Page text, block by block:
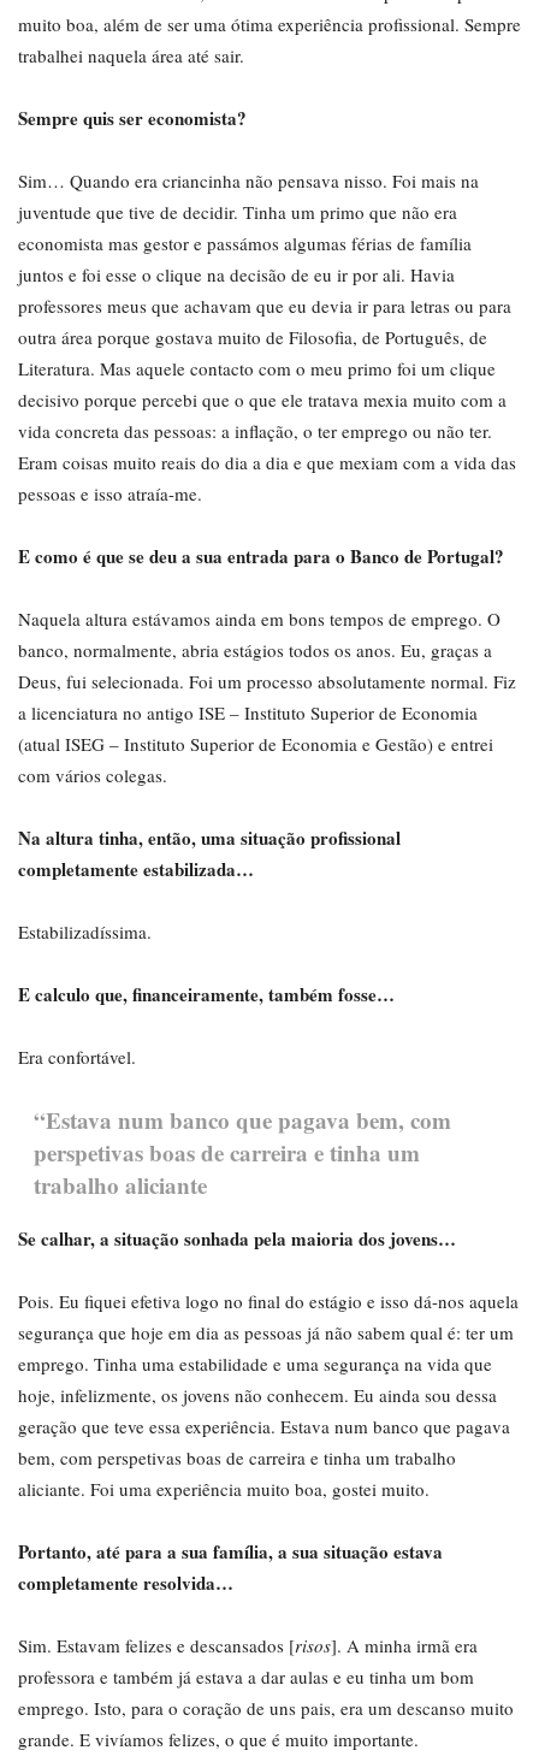
muito boa, além de ser uma ótima experiência profissional. Sempre
trabalhei naquela área até sair.
Sempre quis ser economista?
Sim… Quando era criancinha não pensava nisso. Foi mais na
juventude que tive de decidir. Tinha um primo que não era
economista mas gestor e passámos algumas férias de família
juntos e foi esse o clique na decisão de eu ir por ali. Havia
professores meus que achavam que eu devia ir para letras ou para
outra área porque gostava muito de Filosofia, de Português, de
Literatura. Mas aquele contacto com o meu primo foi um clique
decisivo porque percebi que o que ele tratava mexia muito com a
vida concreta das pessoas: a inflação, o ter emprego ou não ter.
Eram coisas muito reais do dia a dia e que mexiam com a vida das
pessoas e isso atraía-me.
E como é que se deu a sua entrada para o Banco de Portugal?
Naquela altura estávamos ainda em bons tempos de emprego. O
banco, normalmente, abria estágios todos os anos. Eu, graças a
Deus, fui selecionada. Foi um processo absolutamente normal. Fiz
a licenciatura no antigo ISE – Instituto Superior de Economia
(atual ISEG – Instituto Superior de Economia e Gestão) e entrei
com vários colegas.
Na altura tinha, então, uma situação profissional
completamente estabilizada…
Estabilizadíssima.
E calculo que, financeiramente, também fosse…
Era confortável.
“Estava num banco que pagava bem, com
perspetivas boas de carreira e tinha um
trabalho aliciante
Se calhar, a situação sonhada pela maioria dos jovens…
Pois. Eu fiquei efetiva logo no final do estágio e isso dá-nos aquela
segurança que hoje em dia as pessoas já não sabem qual é: ter um
emprego. Tinha uma estabilidade e uma segurança na vida que
hoje, infelizmente, os jovens não conhecem. Eu ainda sou dessa
geração que teve essa experiência. Estava num banco que pagava
bem, com perspetivas boas de carreira e tinha um trabalho
aliciante. Foi uma experiência muito boa, gostei muito.
Portanto, até para a sua família, a sua situação estava
completamente resolvida…
Sim. Estavam felizes e descansados [risos]. A minha irmã era
professora e também já estava a dar aulas e eu tinha um bom
emprego. Isto, para o coração de uns pais, era um descanso muito
grande. E vivíamos felizes, o que é muito importante.